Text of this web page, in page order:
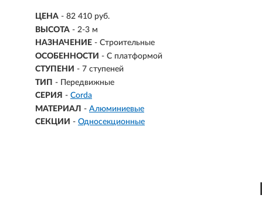
ЦЕНА - 82 410 руб.
ВЫСОТА - 2-3 м
НАЗНАЧЕНИЕ - Строительные
ОСОБЕННОСТИ - С платформой
СТУПЕНИ - 7 ступеней
ТИП - Передвижные
СЕРИЯ - Corda
МАТЕРИАЛ - Алюминиевые
СЕКЦИИ - Односекционные